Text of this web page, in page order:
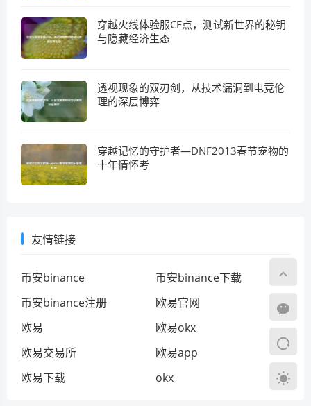
穿越火线体验服CF点，测试新世界的秘钥
与隐藏经济生态
透视现象的双刃剑，从技术漏洞到电竞伦
理的深层博弈
穿越记忆的守护者—DNF2013春节宠物的
十年情怀考
友情链接
币安binance
币安binance下载
币安binance注册
欧易官网
欧易
欧易okx
欧易交易所
欧易app
欧易下载
okx